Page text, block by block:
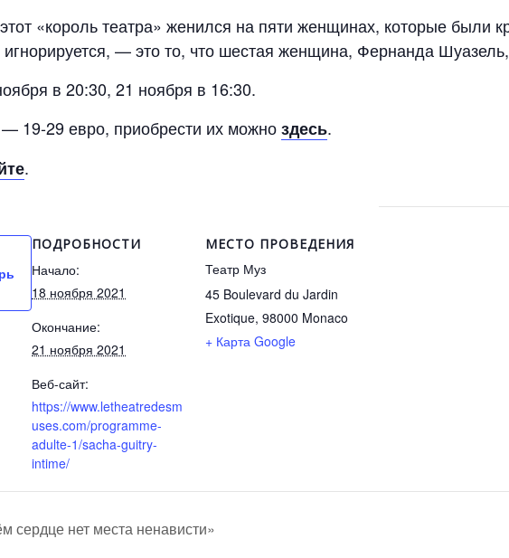
«король театра» женился на пяти женщинах, которые были
игнорируется, — это то, что шестая женщина, Фернанда
в 20:30, 21 ноября в 16:30.
19-29 евро, приобрести их можноздесь.
.
ПОДРОБНОСТИ
Начало:
18 ноября 2021
Окончание:
21 ноября 2021
Веб-сайт:
https://www.letheatredesm
uses.com/programme-
adulte-1/sacha-guitry-
intime/
МЕСТО ПРОВЕДЕНИЯ
Театр Муз
45 Boulevard du Jardin
Exotique, 98000 Monaco
+ Карта Google
сердце нет места ненависти»